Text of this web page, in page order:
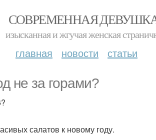
СОВРЕМЕННАЯ
изысканная и жгучая женская
главная новости статьи
не за горами?
салатов к новому году.